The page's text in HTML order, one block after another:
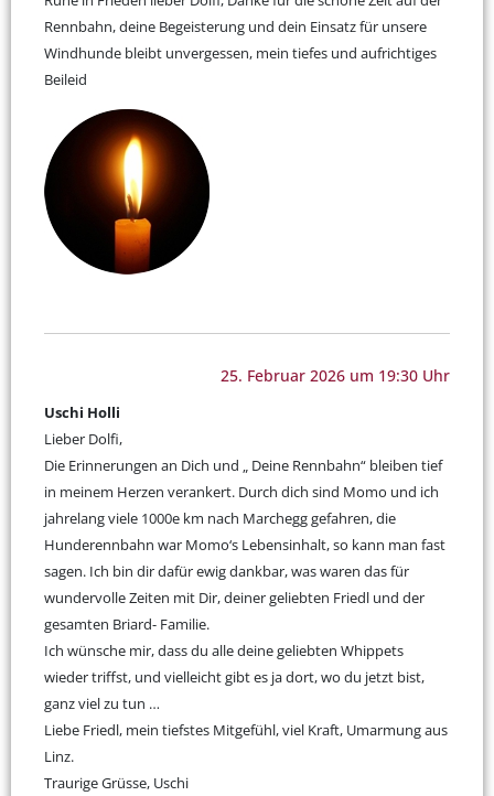
Rennbahn, deine Begeisterung und dein Einsatz für unsere
Windhunde bleibt unvergessen, mein tiefes und aufrichtiges
Beileid
25. Februar 2026 um 19:30 Uhr
Uschi Holli
Lieber Dolfi,
Die Erinnerungen an Dich und „ Deine Rennbahn“ bleiben tief
in meinem Herzen verankert. Durch dich sind Momo und ich
jahrelang viele 1000e km nach Marchegg gefahren, die
Hunderennbahn war Momo‘s Lebensinhalt, so kann man fast
sagen. Ich bin dir dafür ewig dankbar, was waren das für
wundervolle Zeiten mit Dir, deiner geliebten Friedl und der
gesamten Briard- Familie.
Ich wünsche mir, dass du alle deine geliebten Whippets
wieder triffst, und vielleicht gibt es ja dort, wo du jetzt bist,
ganz viel zu tun …
Liebe Friedl, mein tiefstes Mitgefühl, viel Kraft, Umarmung aus
Linz.
Traurige Grüsse, Uschi